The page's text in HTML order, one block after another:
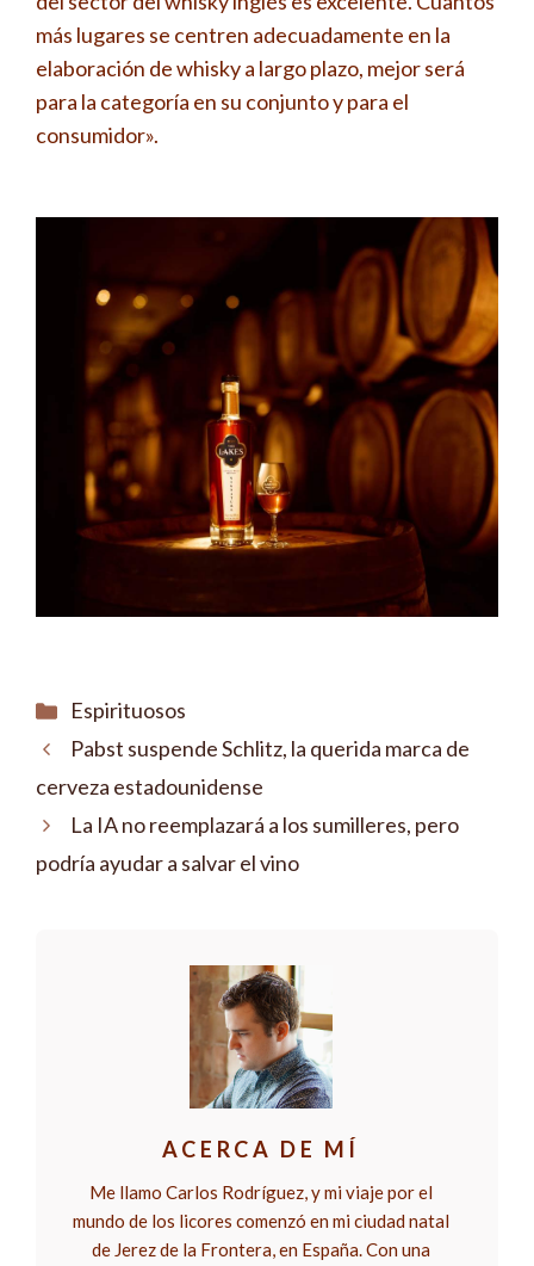
más lugares se centren adecuadamente en la
elaboración de whisky a largo plazo, mejor será
para la categoría en su conjunto y para el
consumidor».
Categorías
Espirituosos
Pabst suspende Schlitz, la querida marca de
cerveza estadounidense
La IA no reemplazará a los sumilleres, pero
podría ayudar a salvar el vino
ACERCA DE MÍ
Me llamo Carlos Rodríguez, y mi viaje por el
mundo de los licores comenzó en mi ciudad natal
de Jerez de la Frontera, en España. Con una